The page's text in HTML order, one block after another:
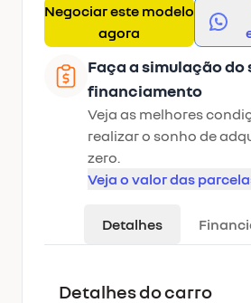
Negociar este modelo
agora
Faça a simulação do
financiamento
Veja as melhores
realizar o sonho de
zero.
Veja o valor das
Detalhes
Detalhes do carro